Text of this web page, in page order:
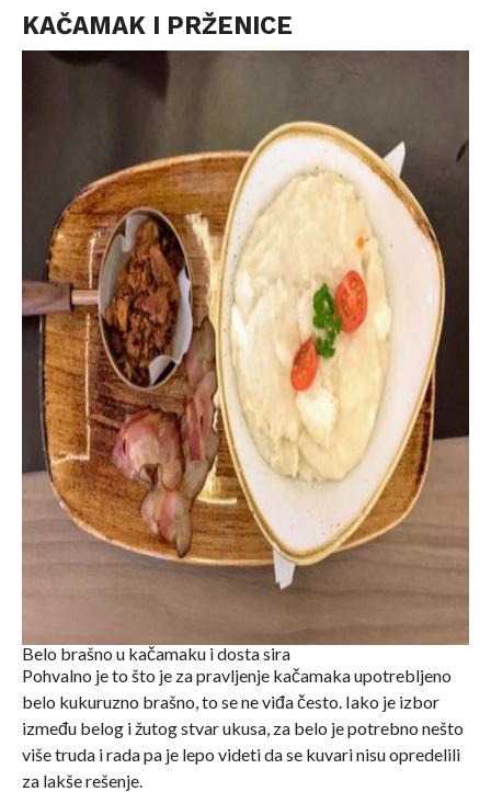
KAČAMAK I PRŽENICE
Belo brašno u kačamaku i dosta sira
Pohvalno je to što je za pravljenje kačamaka upotrebljeno
belo kukuruzno brašno, to se ne viđa često. Iako je izbor
između belog i žutog stvar ukusa, za belo je potrebno nešto
više truda i rada pa je lepo videti da se kuvari nisu opredelili
za lakše rešenje.